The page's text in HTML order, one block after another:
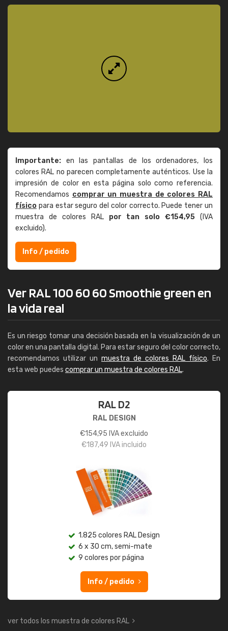
Importante: en las pantallas de los ordenadores, los
colores RAL no parecen completamente auténticos. Use la
impresión de color en esta página solo como referencia.
Recomendamos comprar un muestra de colores RAL
físico para estar seguro del color correcto. Puede tener un
muestra de colores RAL por tan solo €154,95 (IVA
excluido).
Info / pedido
Ver RAL 100 60 60 Smoothie green en
la vida real
Es un riesgo tomar una decisión basada en la visualización de un
color en una pantalla digital. Para estar seguro del color correcto,
recomendamos utilizar un muestra de colores RAL físico. En
esta web puedes comprar un muestra de colores RAL.
RAL D2
RAL DESIGN
€154,95 IVA excluido
€187,49 IVA incluido
1.825 colores RAL Design
6 x 30 cm, semi-mate
9 colores por página
Info / pedido
ver todos los muestra de colores RAL